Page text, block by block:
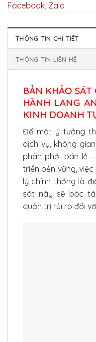
Facebook, Zalo
THÔNG TIN CHI TIẾT
THÔNG TIN LIÊN HỆ
BẢN KHẢO SÁT
HÀNH LANG
KINH DOANH
Để một ý tưởng
dịch vụ, không
phân phối bán lẻ
triển bền vững,
lý chính thống là
sát này sẽ bóc
quản trị rủi ro đối